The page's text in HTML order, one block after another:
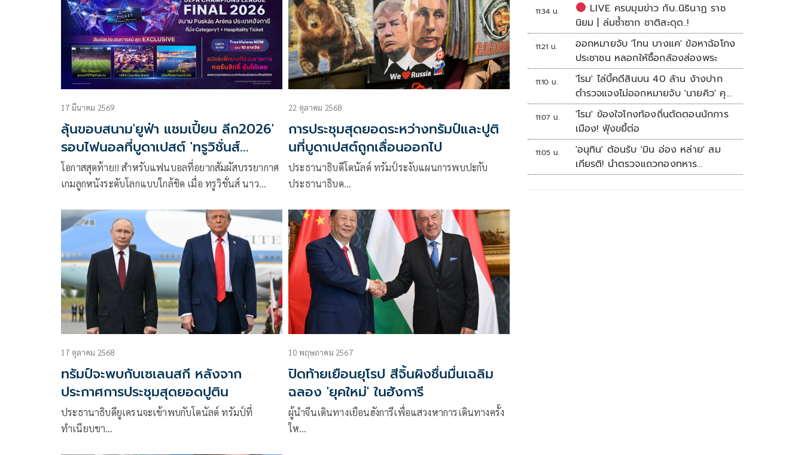
17 มีนาคม 2569
ลุ้นขอบสนาม'ยูฟ่า แชมเปี้ยน ลีก2026'
รอบไฟนอลที่บูดาเปสต์ 'ทรูวิชั่นส์
นาว'จัดเต็ม
โอกาสสุดท้าย!! สำหรับแฟนบอลที่อยากสัมผัสบรรยากาศ
เกมลูกหนังระดับโลกแบบใกล้ชิด เมื่อ ทรูวิชั่นส์ นาว
Come True – UCL Final 2026 ชวนสมาชิกร่วมลุ้นบินลัด
ฟ้าไปชมเกมนัดชิงของศึก UEFA Champions League
ฤดูกาล 2025/26 ในรายการ UEFA Champions League
Final 2026 แบบติดขอบสนาม ณ Puskás Aréna กรุง
Budapest ประเทศ Hungary พร้อมสิทธิ์เข้า Hospitality
Experience สุดเอ็กซ์คลูซีฟ รวมรางวัลทั้งสิ้น 10 รางวัล
22 ตุลาคม 2568
การประชุมสุดยอดระหว่างทรัมป์และปูติ
นที่บูดาเปสต์ถูกเลื่อนออกไป
ประธานาธิบดีโดนัลด์ ทรัมป์ระงับแผนการพบปะกับ
ประธานาธิบด…
17 ตุลาคม 2568
ทรัมป์จะพบกับเซเลนสกี หลังจาก
ประกาศการประชุมสุดยอดปูติน
ประธานาธิบดียูเครนจะเข้าพบกับโดนัลด์ ทรัมป์ที่
ทำเนียบขา…
10 พฤษภาคม 2567
ปิดท้ายเยือนยุโรป สีจิ้นผิงชื่นมื่นเฉลิม
ฉลอง 'ยุคใหม่' ในฮังการี
ผู้นำจีนเดินทางเยือนฮังการีเพื่อแสวงหาการเดินทางครั้ง
ให…
11:34 น.
LIVE ครบมุมข่าว กับ..นิธินาฏ ราช
นิยม | ล่มซ้ำซาก ชาติสะดุด..!
11:21 น.
ออกหมายจับ 'โทน บางแค' ข้อหาฉ้อโกง
ประชาชน หลอกให้ซื้อกล้องส่องพระ
11:10 น.
'โรม' ไล่บี้คดีสินบน 40 ล้าน ง้างปาก
ตำรวจแจงไม่ออกหมายจับ 'นายคิว' คุม
เว็บพนัน
11:07 น.
'โรม' ข้องใจโกงท้องถิ่นตัดตอนนักการ
เมือง! ฟุ้งขยี้ต่อ
11:05 น.
'อนุทิน' ต้อนรับ 'มิน อ่อง หล่าย' สม
เกียรติ! นำตรวจแถวกองทหาร
เกียรติยศ